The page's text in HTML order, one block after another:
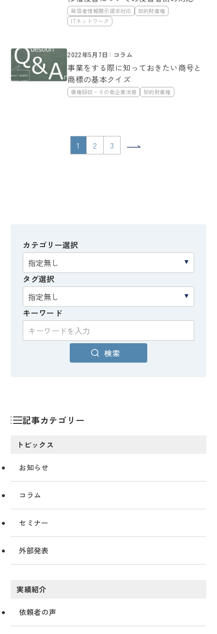
発信者情報開示請求対応
知的財産権
ITネットワーク
2022年5月7日 コラム
事業をする際に知っておきたい商号と
商標の基本クイズ
債権回収・その他企業法務 知的財産権
1 2 3
カテゴリー選択
タグ選択
キーワード
検索
記事カテゴリー
トピックス
お知らせ
コラム
セミナー
外部発表
実績紹介
依頼者の声